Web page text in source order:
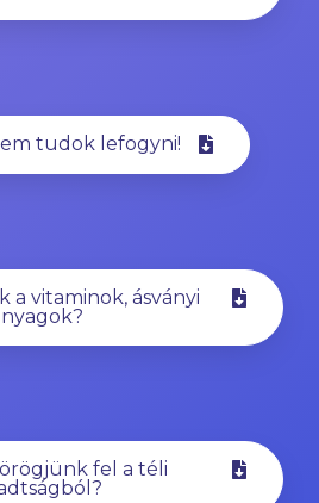
tudok lefogyni!
a vitaminok, ásványi
fel a téli